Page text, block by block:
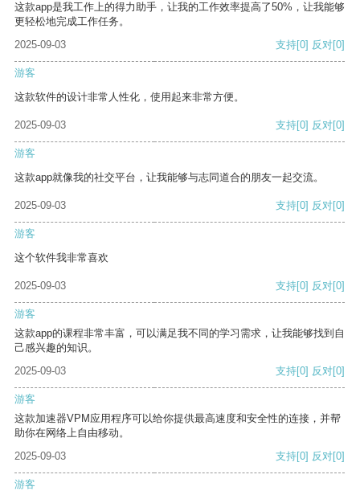
这款app是我工作上的得力助手，让我的工作效率提高了50%，让我能够
更轻松地完成工作任务。
2025-09-03
支持[0] 反对[0]
游客
这款软件的设计非常人性化，使用起来非常方便。
2025-09-03 支持[0] 反对[0]
游客
这款app就像我的社交平台，让我能够与志同道合的朋友一起交流。
2025-09-03 支持[0] 反对[0]
游客
这个软件我非常喜欢
2025-09-03 支持[0] 反对[0]
游客
这款app的课程非常丰富，可以满足我不同的学习需求，让我能够找到自
己感兴趣的知识。
2025-09-03
支持[0] 反对[0]
游客
这款加速器VPM应用程序可以给你提供最高速度和安全性的连接，并帮
助你在网络上自由移动。
2025-09-03
支持[0] 反对[0]
游客